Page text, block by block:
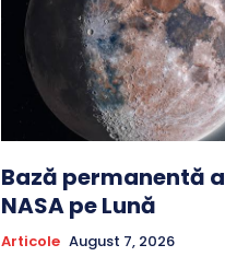
Bază permanentă a
NASA pe Lună
Articole August 7, 2026